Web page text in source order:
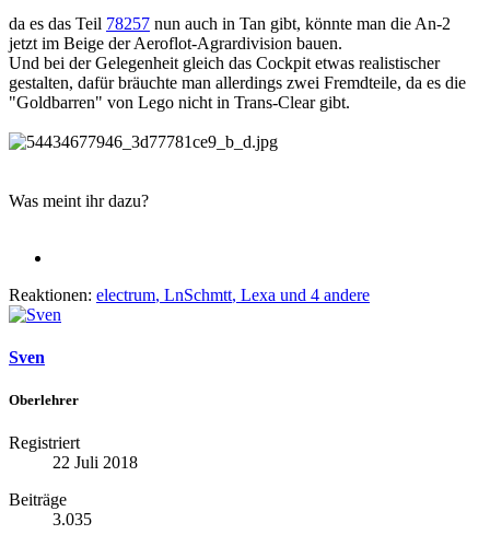
da es das Teil 78257 nun auch in Tan gibt, könnte man die An-2
jetzt im Beige der Aeroflot-Agrardivision bauen.
Und bei der Gelegenheit gleich das Cockpit etwas realistischer
gestalten, dafür bräuchte man allerdings zwei Fremdteile, da es die
"Goldbarren" von Lego nicht in Trans-Clear gibt.
Was meint ihr dazu?
Reaktionen: electrum, LnSchmtt, Lexa und 4 andere
Sven
Oberlehrer
Registriert
22 Juli 2018
Beiträge
3.035